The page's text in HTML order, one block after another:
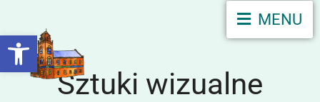
Otwórz pasek narzędzi
MENU
Sztuki wizualne